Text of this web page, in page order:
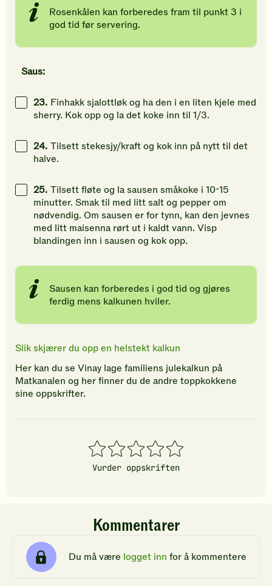
Rosenkålen kan forberedes fram til punkt 3 i
god tid før servering.
Saus:
23. Finhakk sjalottløk og ha den i en liten kjele med
sherry. Kok opp og la det koke inn til 1/3.
24. Tilsett stekesjy/kraft og kok inn på nytt til det
halve.
25. Tilsett fløte og la sausen småkoke i 10-15
minutter. Smak til med litt salt og pepper om
nødvendig. Om sausen er for tynn, kan den jevnes
med litt maisenna rørt ut i kaldt vann. Visp
blandingen inn i sausen og kok opp.
Sausen kan forberedes i god tid og gjøres
ferdig mens kalkunen hviler.
Slik skjærer du opp en helstekt kalkun
Her kan du se Vinay lage familiens julekalkun på
Matkanalen og her finner du de andre toppkokkene
sine oppskrifter.
1
stjerner
2
stjerner
3
stjerner
4
stjerner
5
stjerner
Vurder oppskriften
Kommentarer
Du må være logget inn for å kommentere